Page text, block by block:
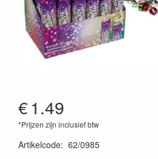
€1.49
*Prijzen zijn inclusief btw
Artikelcode: 62/0985